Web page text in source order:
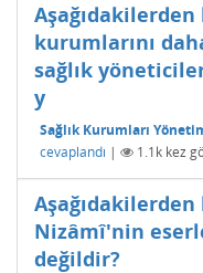
Aşağıdakilerden
kurumlarını
sağlık
y
Sağlık Kurumları
cevaplandı | 1.1k kez
Nizâmî'nin
değildir?